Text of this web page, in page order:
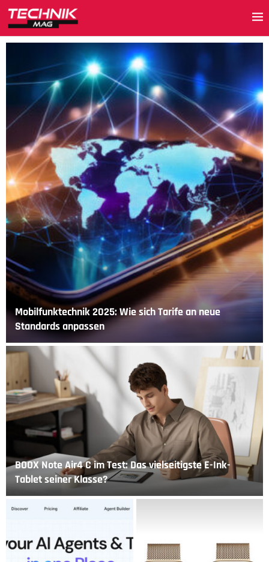
Mobilfunktechnik 2025: Wie sich Tarife an neue
Standards anpassen
BOOX Note Air4 C im Test: Das vielseitigste E-Ink-
Tablet seiner Klasse?